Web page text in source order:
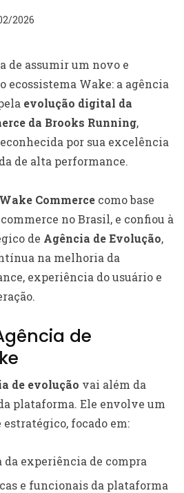
2026
de assumir um novo e
ecossistema Wake: a agência
evolução digital da
da Brooks Running,
por sua excelência
de alta performance.
Wake Commerce como base
no Brasil, e confiou à
de Agência de Evolução,
na melhoria da
experiência do usuário e
de
de evolução vai além da
plataforma. Ele envolve um
focado em:
experiência de compra
e funcionais da plataforma